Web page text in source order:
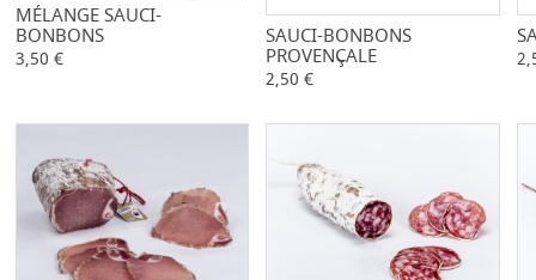
-
MÉLANGE SAUCI-
BONBONS
3,50 €
-
SAUCI-BONBONS
PROVENÇALE
2,50 €